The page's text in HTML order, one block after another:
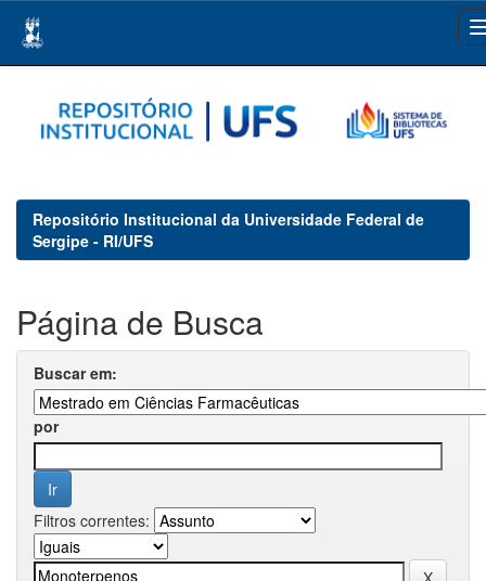
navigation
Repositório Institucional da Universidade Federal de
Sergipe - RI/UFS
Página de Busca
Buscar em:
por
Filtros correntes: